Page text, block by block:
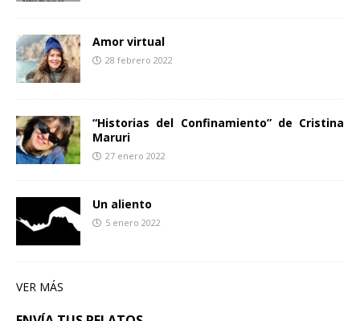
Amor virtual
28 febrero 2022
“Historias del Confinamiento” de Cristina
Maruri
27 enero 2022
Un aliento
5 enero 2022
VER MÁS